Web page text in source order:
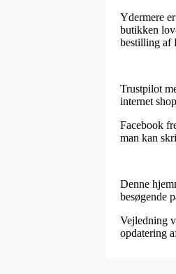
Ydermere
butikken
bestilling af
Trustpilot
internet
Facebook
man kan
Denne
besøgende
Vejledning
opdatering